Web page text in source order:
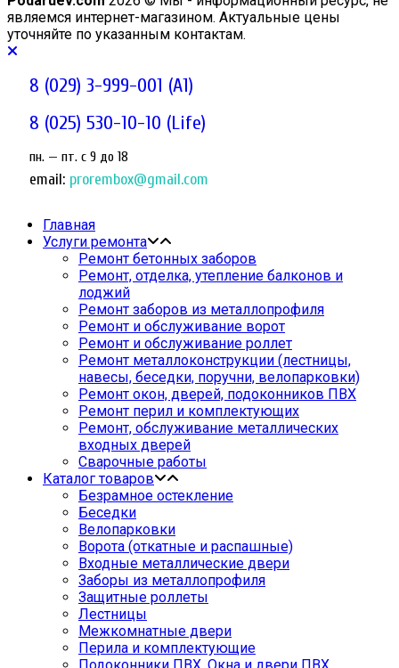
являемся интернет-магазином. Актуальные цены
уточняйте по указанным контактам.
8 (029) 3-999-001 (A1)
8 (025) 530-10-10 (Life)
пн. — пт. c 9 до 18
email: prorembox@gmail.com
Главная
Услуги ремонта
Ремонт бетонных заборов
Ремонт, отделка, утепление балконов и
лоджий
Ремонт заборов из металлопрофиля
Ремонт и обслуживание ворот
Ремонт и обслуживание роллет
Ремонт металлоконструкции (лестницы,
навесы, беседки, поручни, велопарковки)
Ремонт окон, дверей, подоконников ПВХ
Ремонт перил и комплектующих
Ремонт, обслуживание металлических
входных дверей
Сварочные работы
Каталог товаров
Безрамное остекление
Беседки
Велопарковки
Ворота (откатные и распашные)
Входные металлические двери
Заборы из металлопрофиля
Защитные роллеты
Лестницы
Межкомнатные двери
Перила и комплектующие